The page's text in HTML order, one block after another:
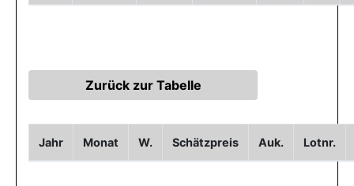
Jahr Monat W. Schätzpreis Auk. Lotnr.